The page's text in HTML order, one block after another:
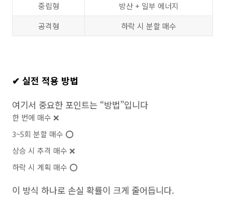
중립형
방산 + 일부 에너지
공격형
하락 시 분할 매수
✔ 실전 적용 방법
여기서 중요한 포인트는 “방법”입니다
한 번에 매수 ❌
3~5회 분할 매수 ⭕
상승 시 추격 매수 ❌
하락 시 계획 매수 ⭕
이 방식 하나로 손실 확률이 크게 줄어듭니다.